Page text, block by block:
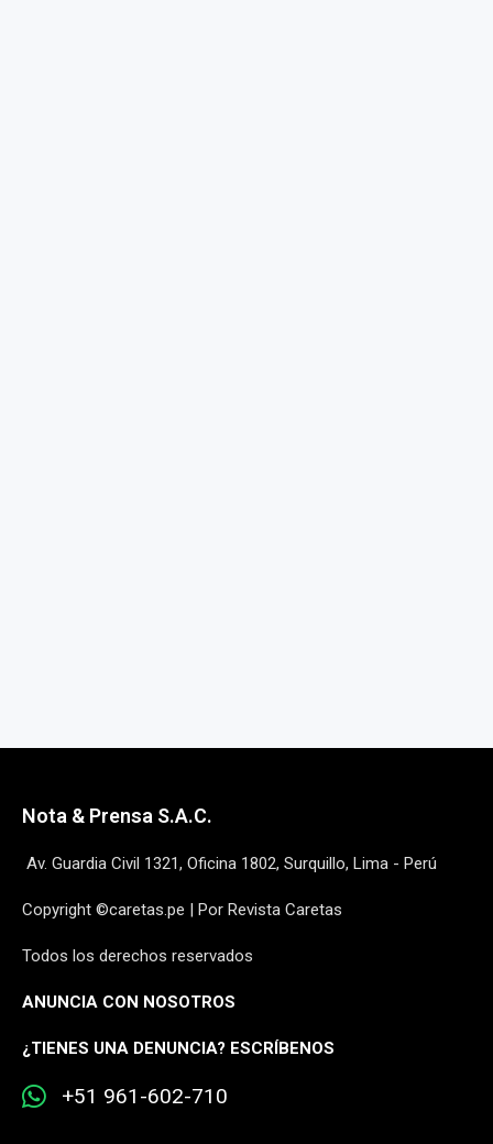
Nota & Prensa S.A.C.
Av. Guardia Civil 1321, Oficina 1802, Surquillo, Lima - Perú
Copyright ©caretas.pe | Por Revista Caretas
Todos los derechos reservados
ANUNCIA CON NOSOTROS
¿TIENES UNA DENUNCIA? ESCRÍBENOS
+51 961-602-710